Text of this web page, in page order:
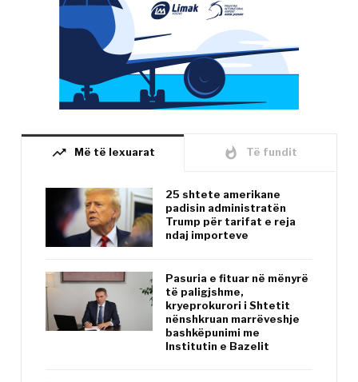
trending_up Më të lexuarat whatshot Të fundit
25 shtete amerikane
padisin administratën
Trump për tarifat e reja
ndaj importeve
Pasuria e fituar në mënyrë
të paligjshme,
kryeprokurori i Shtetit
nënshkruan marrëveshje
bashkëpunimi me
Institutin e Bazelit